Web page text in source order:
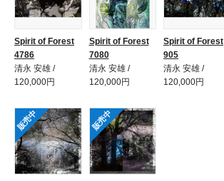
Spirit of Forest
4786
清永 安雄 /
120,000円
Spirit of Forest
7080
清永 安雄 /
120,000円
Spirit of Forest
905
清永 安雄 /
120,000円
販売中 販売中